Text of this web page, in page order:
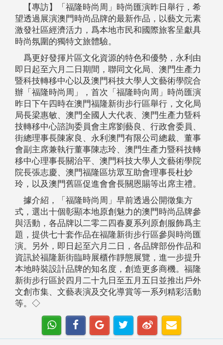
【專訪】「福隆時尚周」時尚匯演昨日舉行，希
望透過展演澳門時尚品牌的最新作品，以藝文元素
激發社區經濟活力，爲本地市民和國際旅客呈獻具
時尚氛圍的獨特文旅體驗。
爲更好發揮片區文化資源的特色和優勢，永利由
即日起至六月二日期間，聯同文化局、澳門生產力
暨科技轉移中心以及澳門科技大學人文藝術學院合
辦「福隆時尚周」，首次「福隆時向周」時尚匯演
昨日下午四時在澳門福隆新街步行區舉行，文化局
局長梁惠敏、澳門全國人大代表、澳門生產力曁科
技轉移中心諮詢委員會主席劉藝良、行政會委員、
街總理事長陳家良、永利澳門有限公司總裁、董事
會副主席兼執行董事陳志玲、澳門生產力暨科技轉
移中心理事長關治平、澳門科技大學人文藝術學院
院長張志慶、澳門福隆區坊眾互助會理事長杜妙
玲，以及澳門舊區促進會會長關恩賜等出席主禮。
據介紹，「福隆時尚周」早前透過公開徵集方
式，選出十個彰顯本地原創魅力的澳門時尚品牌參
與活動，各品牌以二零二四春夏系列原創服飾爲主
題，提供七十套作品在福隆新街步行區參與時尚匯
演。另外，即日起至六月二日，各品牌部份作品和
資訊於福隆新街臨時展櫃作靜態展覽，進一步提升
本地時裝設計品牌的知名度，創造更多商機。福隆
新街步行區於四月二十九日至五月五日並推出戶外
文創市集、文藝表演及交化導賞等一系列精彩活動
等。◇